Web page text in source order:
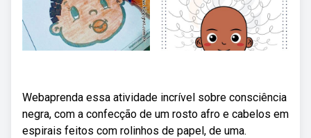
Webaprenda essa atividade incrível sobre consciência
negra, com a confecção de um rosto afro e cabelos em
espirais feitos com rolinhos de papel, de uma.